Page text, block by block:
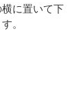
に置いて下
。